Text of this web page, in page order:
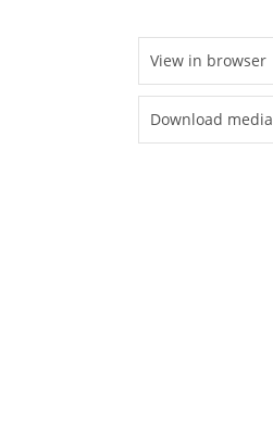
View in browser
Download media